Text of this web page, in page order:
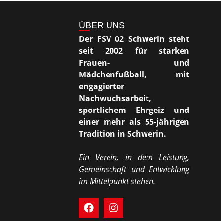
ÜBER UNS
Der FSV 02 Schwerin steht
seit 2002 für starken
Frauen- und
Mädchenfußball, mit
engagierter
Nachwuchsarbeit,
sportlichem Ehrgeiz und
einer mehr als 55-jährigen
Tradition in Schwerin.
Ein Verein, in dem Leistung,
Gemeinschaft und Entwicklung
im Mittelpunkt stehen.